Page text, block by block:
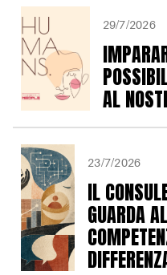
29/7/2026
AL
23/7/2026
IL
GUARDA